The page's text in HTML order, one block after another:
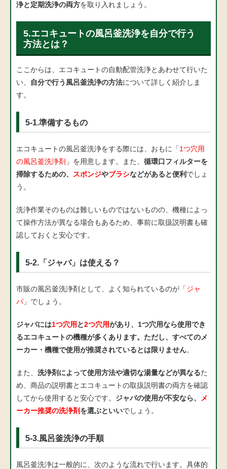
浄と定期洗浄の両方を取り入れましょう。
5.エコキュートの風呂釜洗浄を自分で行う
方法とは？
ここからは、エコキュートの自動配管洗浄とあわせて行いた
い、
自分で行う風呂釜洗浄の方法について詳しく紹介しま
す。
5-1.準備するもの
エコキュートの風呂釜洗浄をする際には、おもに「1つ穴用
の風呂釜洗浄剤 」を用意します。また、 循環口フィルターを
掃除するための、
スポンジやブラシなどがあると便利でしょ
う。
洗浄作業そのものは難しいものではないものの、機種によっ
て操作方法が異なる場合もあるため、事前に取扱説明書も確
認しておくと安心です。
5-2.「ジャバ」は使える？
市販の風呂釜洗浄剤として、よく知られているのが「ジャ
バ」でしょう。
ジャバには1つ穴用と2つ穴用があり、1つ穴用なら使用でき
るエコキュートの機種が多くあります。ただし、すべてのメ
ーカー・機種で使用が推奨されているとは限りません。
また、 洗浄剤によって使用方法や適切な湯量などが異なるた
め、商品の説明書とエコキュートの取扱説明書の両方を確認
してから使用すると安心です。 ジャバの使用が不安なら、
メ
ーカー推奨の洗浄剤を選ぶといいでしょう。
5-3.風呂釜洗浄の手順
風呂釜洗浄は一般的に、次のような流れで行います。具体的